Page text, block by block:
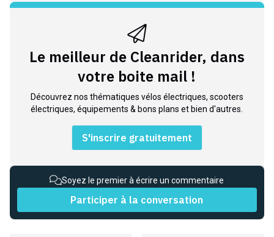
Le meilleur de Cleanrider, dans
votre boite mail !
Découvrez nos thématiques vélos électriques, scooters
électriques, équipements & bons plans et bien d'autres.
S'inscrire gratuitement
Soyez le premier à écrire un commentaire
Participer à la conversation